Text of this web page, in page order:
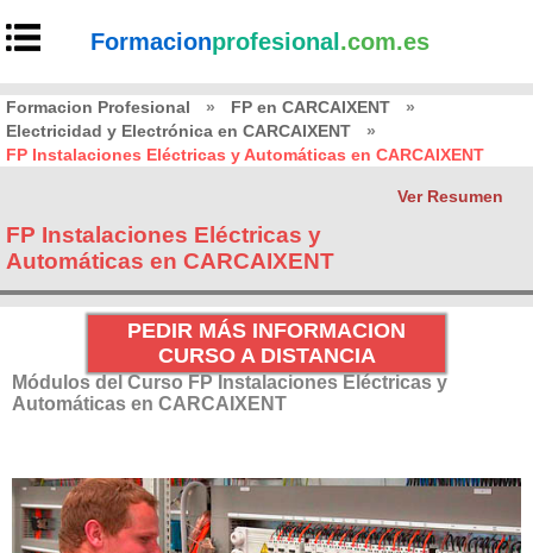
Formacionprofesional .com.es
Formacion Profesional » FP en CARCAIXENT
»
Electricidad y Electrónica en CARCAIXENT
»
FP Instalaciones Eléctricas y Automáticas en CARCAIXENT
Ver Resumen
FP Instalaciones Eléctricas y
Automáticas en CARCAIXENT
PEDIR MÁS INFORMACION
CURSO A DISTANCIA
Módulos del Curso FP Instalaciones Eléctricas y
Automáticas en CARCAIXENT